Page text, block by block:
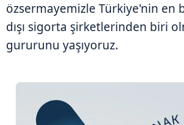
özsermayemizle Türkiye'nin en
dışı sigorta şirketlerinden biri
gururunu yaşıyoruz.